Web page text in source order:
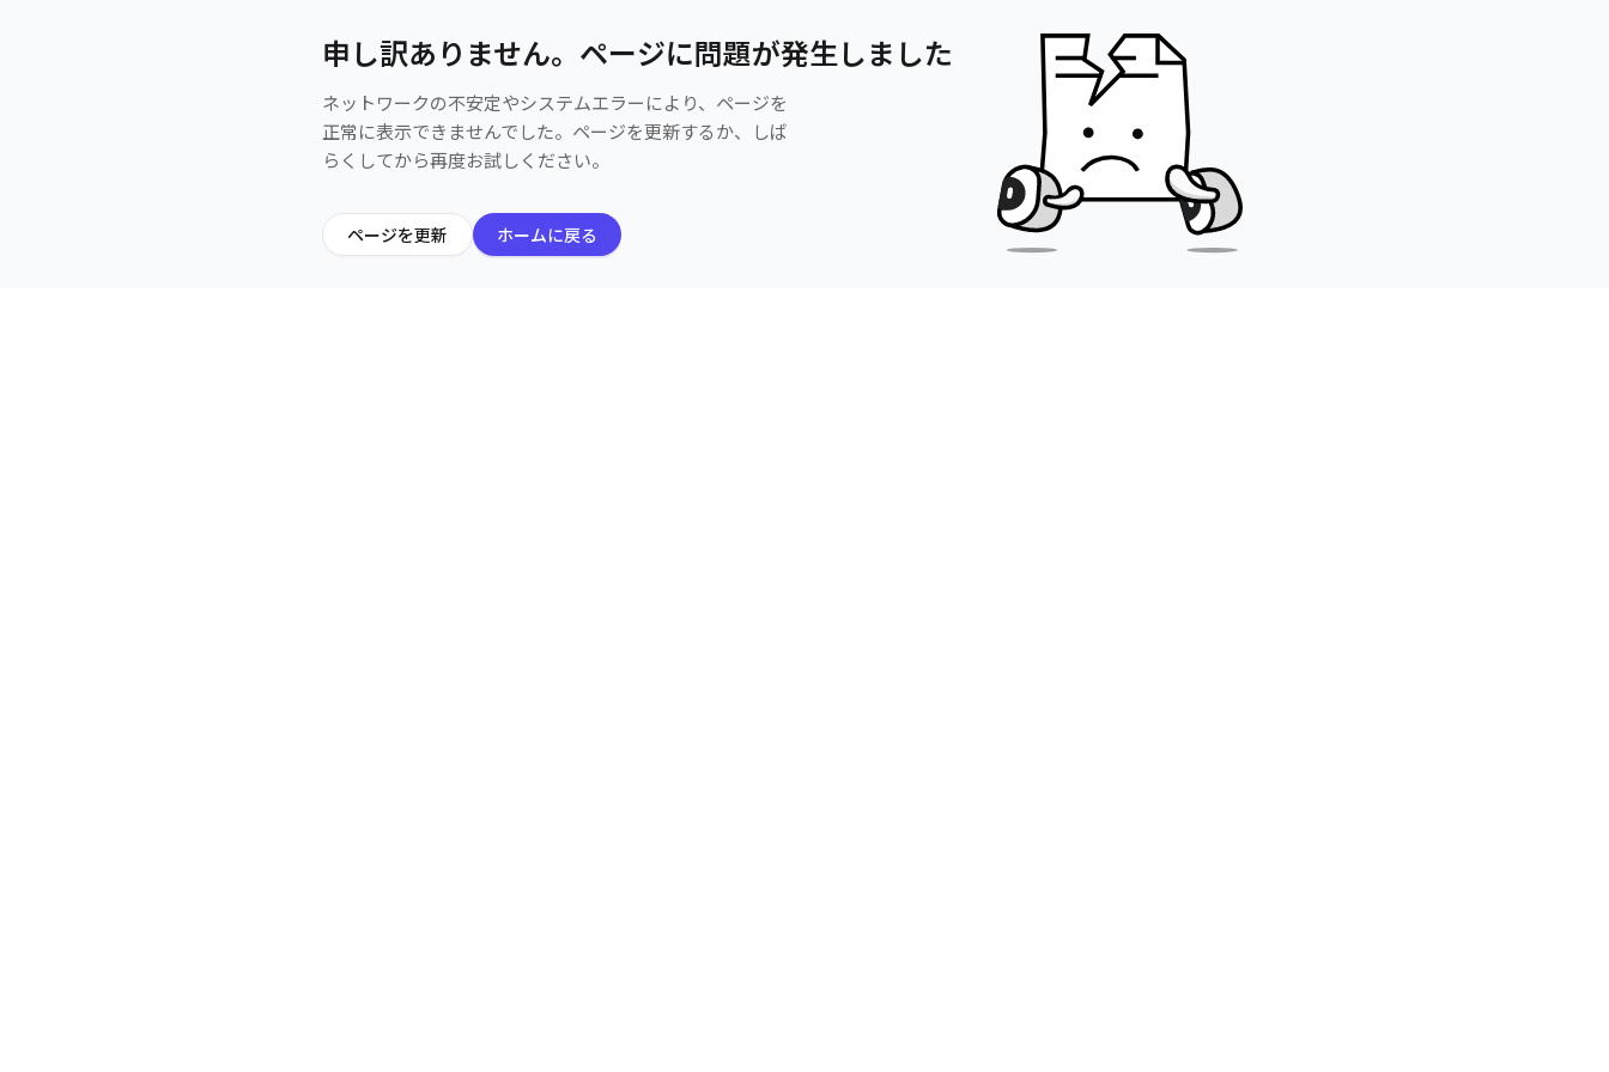
申し訳ありません。ページに問題が発生しました
ネットワークの不安定やシステムエラーにより、ページを
正常に表示できませんでした。ページを更新するか、しば
らくしてから再度お試しください。
ページを更新 ホームに戻る